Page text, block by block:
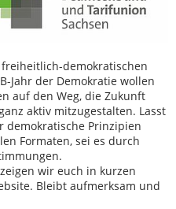
demokratischen
Jahr der Demokratie wollen
auf den Weg, die Zukunft
aktiv mitzugestalten. Lasst
demokratische Prinzipien
Formaten, sei es durch
wir euch in kurzen
Bleibt aufmerksam und